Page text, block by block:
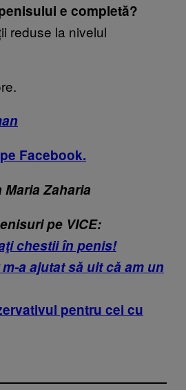
e completă?
reduse la nivelul
Facebook.
Maria Zaharia
pe VICE:
chestii în penis!
a ajutat să uit că am un
pentru cei cu